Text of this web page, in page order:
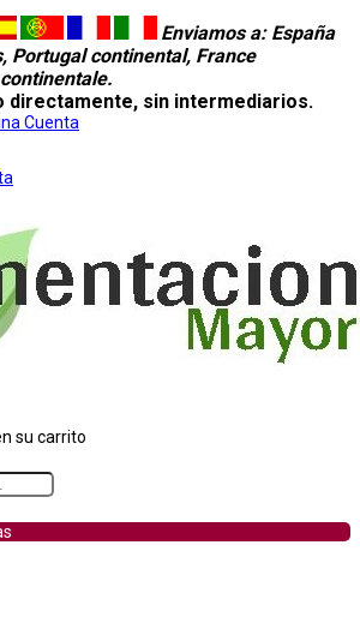
Enviamos a: España
Portugal continental, France
directamente, sin intermediarios.
Cuenta
su carrito